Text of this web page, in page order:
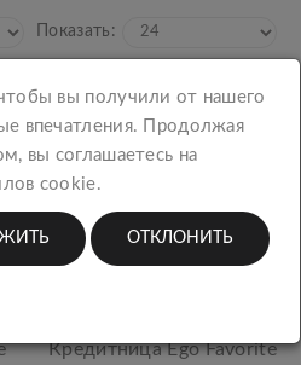
Показать:
Кредитница Ego Favorite
вы получили от нашего
впечатления. Продолжая
вы соглашаетесь на
cookie.
ОТКЛОНИТЬ